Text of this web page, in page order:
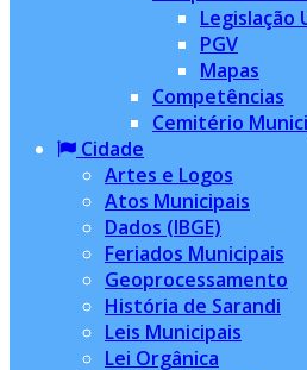
Legislação
PGV
Mapas
Competências
Cemitério
Cidade
Artes e Logos
Atos Municipais
Dados (IBGE)
Feriados Municipais
Geoprocessamento
História de Sarandi
Leis Municipais
Lei Orgânica